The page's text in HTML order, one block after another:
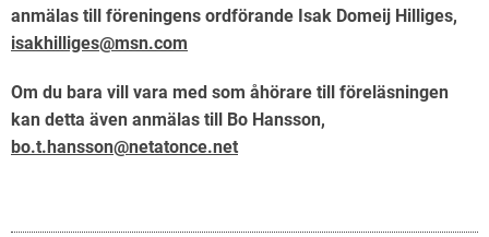
anmälas till föreningens ordförande Isak Domeij Hilliges,
isakhilliges@msn.com
Om du bara vill vara med som åhörare till föreläsningen
kan detta även anmälas till Bo Hansson,
bo.t.hansson@netatonce.net